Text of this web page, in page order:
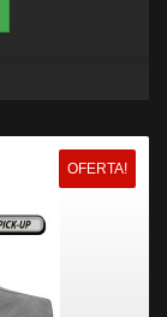
OFERTA!